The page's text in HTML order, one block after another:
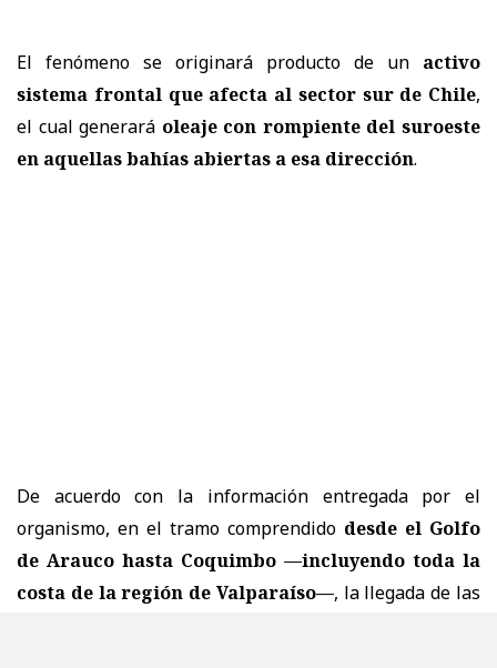
El fenómeno se originará producto de un activo
sistema frontal que afecta al sector sur de Chile,
el cual generará oleaje con rompiente del suroeste
en aquellas bahías abiertas a esa dirección.
De acuerdo con la información entregada por el
organismo, en el tramo comprendido desde el Golfo
de Arauco hasta Coquimbo —incluyendo toda la
costa de la región de Valparaíso—, la llegada de las